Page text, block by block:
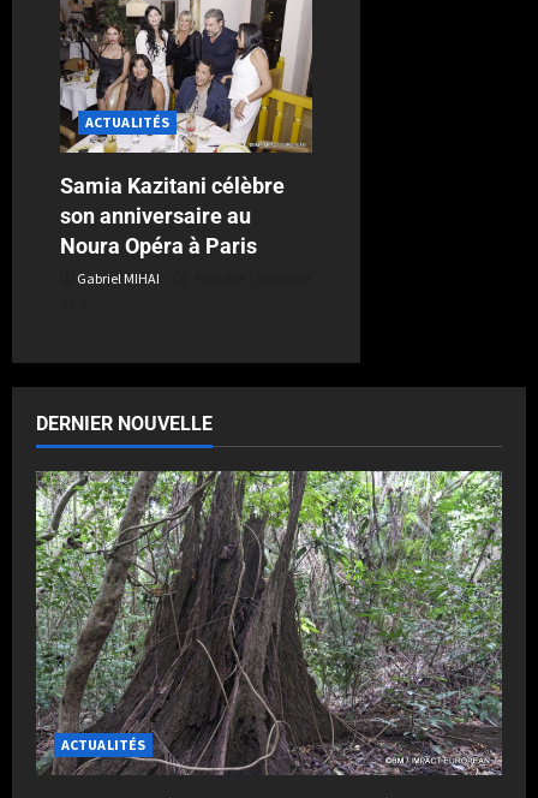
ACTUALITÉS
Samia Kazitani célèbre
son anniversaire au
Noura Opéra à Paris
Gabriel MIHAI
DERNIER NOUVELLE
ACTUALITÉS